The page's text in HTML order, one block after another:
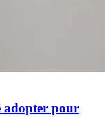
adopter pour